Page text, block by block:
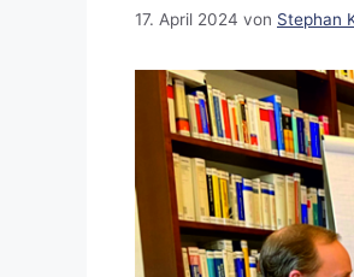
17. April 2024 von Stephan